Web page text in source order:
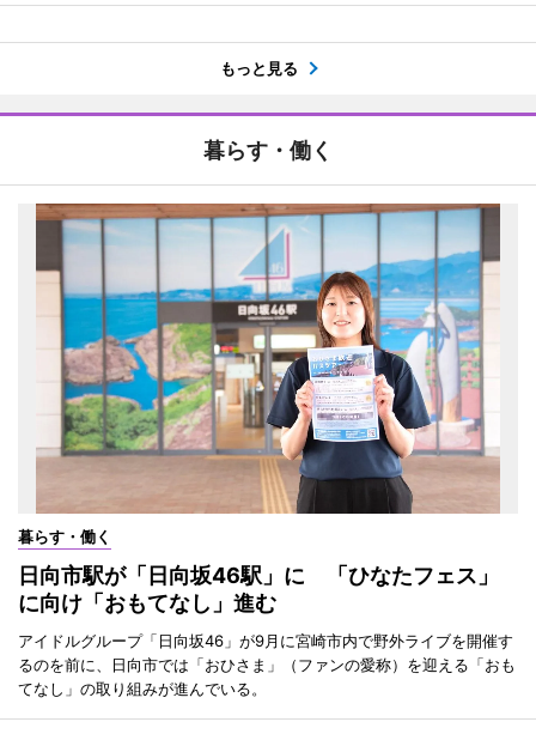
もっと見る
暮らす・働く
暮らす・働く
日向市駅が「日向坂46駅」に 「ひなたフェス」
に向け「おもてなし」進む
アイドルグループ「日向坂46」が9月に宮崎市内で野外ライブを開催す
るのを前に、日向市では「おひさま」（ファンの愛称）を迎える「おも
てなし」の取り組みが進んでいる。